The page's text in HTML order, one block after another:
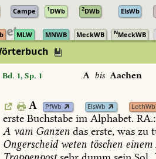
Campe 1DWb 2DWb ElsWb
MLW MNWB MeckWB NMeckWB
Bd. 1, Sp. 1 A bis Aachen
A PfWb ElsWb LothWb
erste Buchstabe im Alphabet. RA.:
A vam Ganzen das erste, was zu
Ongerscheidweten töschen einem